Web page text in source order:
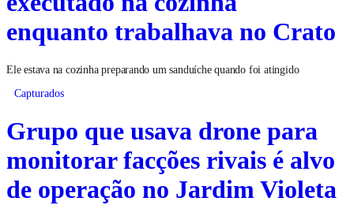
enquanto trabalhava no Crato
Ele estava na cozinha preparando um sanduíche quando foi atingido
Capturados
Grupo que usava drone para
monitorar facções rivais é alvo
de operação no Jardim Violeta